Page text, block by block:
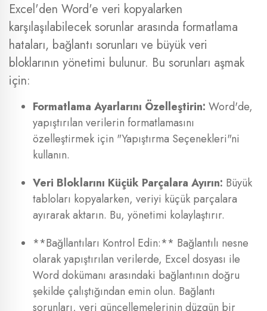
Excel'den Word'e veri kopyalarken
karşılaşılabilecek sorunlar arasında formatlama
hataları, bağlantı sorunları ve büyük veri
bloklarının yönetimi bulunur. Bu sorunları aşmak
için:
Formatlama Ayarlarını Özelleştirin: Word'de,
yapıştırılan verilerin formatlamasını
özelleştirmek için "Yapıştırma Seçenekleri"ni
kullanın.
Veri Bloklarını Küçük Parçalara Ayırın: Büyük
tabloları kopyalarken, veriyi küçük parçalara
ayırarak aktarın. Bu, yönetimi kolaylaştırır.
**Bağllantıları Kontrol Edin:** Bağlantılı nesne
olarak yapıştırılan verilerde, Excel dosyası ile
Word dokümanı arasındaki bağlantının doğru
şekilde çalıştığından emin olun. Bağlantı
sorunları, veri güncellemelerinin düzgün bir